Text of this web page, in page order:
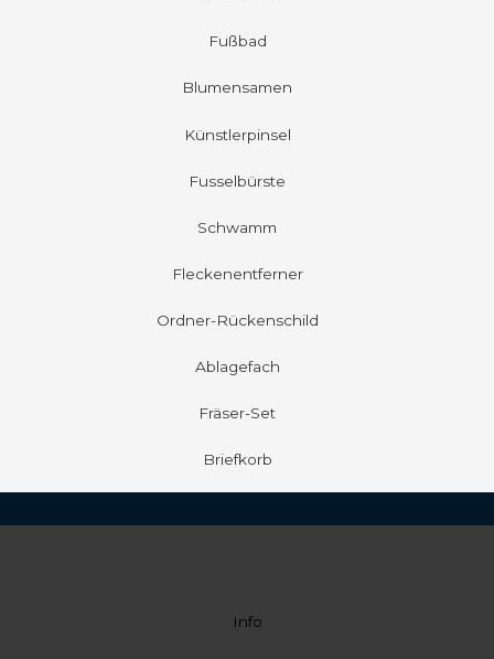
Fußbad
Blumensamen
Künstlerpinsel
Fusselbürste
Schwamm
Fleckenentferner
Ordner-Rückenschild
Ablagefach
Fräser-Set
Briefkorb
Info